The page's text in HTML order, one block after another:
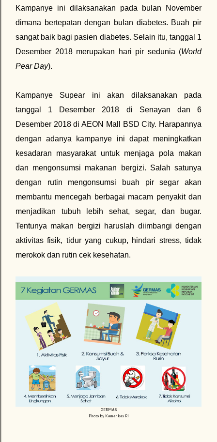
Kampanye ini dilaksanakan pada bulan November
dimana bertepatan dengan bulan diabetes. Buah pir
sangat baik bagi pasien diabetes. Selain itu, tanggal 1
Desember 2018 merupakan hari pir sedunia (World
Pear Day).
Kampanye Supear ini akan dilaksanakan pada
tanggal 1 Desember 2018 di Senayan dan 6
Desember 2018 di AEON Mall BSD City. Harapannya
dengan adanya kampanye ini dapat meningkatkan
kesadaran masyarakat untuk menjaga pola makan
dan mengonsumsi makanan bergizi. Salah satunya
dengan rutin mengonsumsi buah pir segar akan
membantu mencegah berbagai macam penyakit dan
menjadikan tubuh lebih sehat, segar, dan bugar.
Tentunya makan bergizi haruslah diimbangi dengan
aktivitas fisik, tidur yang cukup, hindari stress, tidak
merokok dan rutin cek kesehatan.
GERMAS
Photo by Kemenkes RI